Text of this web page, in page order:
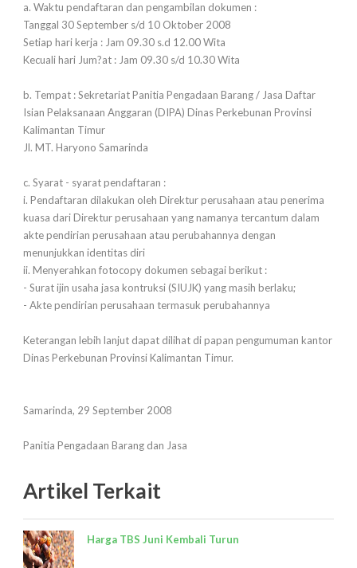
a. Waktu pendaftaran dan pengambilan dokumen :
Tanggal 30 September s/d 10 Oktober 2008
Setiap hari kerja : Jam 09.30 s.d 12.00 Wita
Kecuali hari Jum?at : Jam 09.30 s/d 10.30 Wita
b. Tempat : Sekretariat Panitia Pengadaan Barang / Jasa Daftar
Isian Pelaksanaan Anggaran (DIPA) Dinas Perkebunan Provinsi
Kalimantan Timur
Jl. MT. Haryono Samarinda
c. Syarat - syarat pendaftaran :
i. Pendaftaran dilakukan oleh Direktur perusahaan atau penerima
kuasa dari Direktur perusahaan yang namanya tercantum dalam
akte pendirian perusahaan atau perubahannya dengan
menunjukkan identitas diri
ii. Menyerahkan fotocopy dokumen sebagai berikut :
- Surat ijin usaha jasa kontruksi (SIUJK) yang masih berlaku;
- Akte pendirian perusahaan termasuk perubahannya
Keterangan lebih lanjut dapat dilihat di papan pengumuman kantor
Dinas Perkebunan Provinsi Kalimantan Timur.
Samarinda, 29 September 2008
Panitia Pengadaan Barang dan Jasa
Artikel Terkait
Harga TBS Juni Kembali Turun